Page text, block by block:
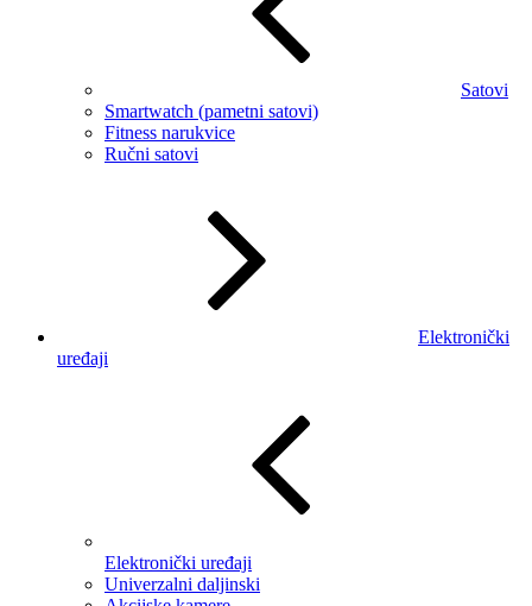
Satovi
Smartwatch (pametni satovi)
Fitness narukvice
Ručni satovi
Elektronički
uređaji
Elektronički uređaji
Univerzalni daljinski